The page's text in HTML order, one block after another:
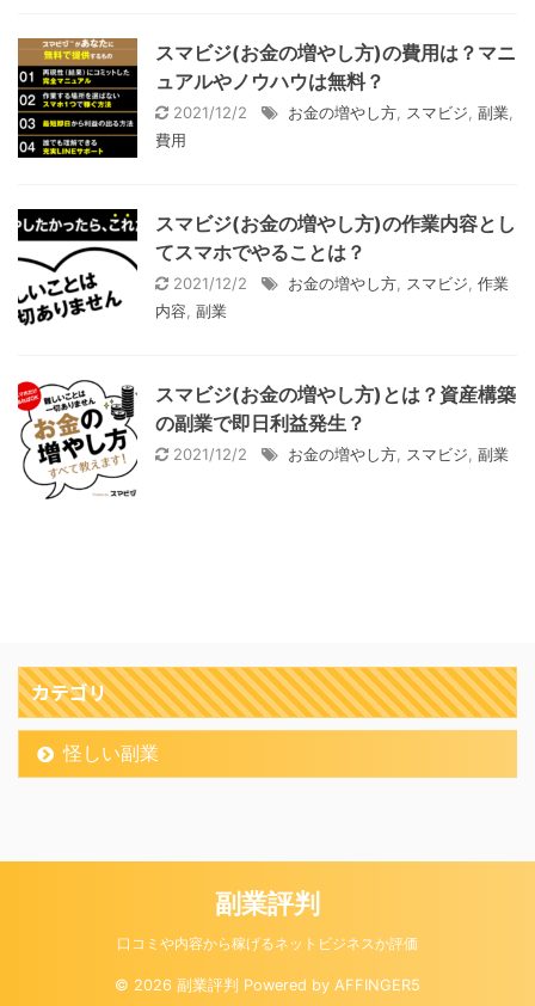
スマビジ(お金の増やし方)の費用は？マニ
ュアルやノウハウは無料？
2021/12/2 お金の増やし方 スマビジ 副業
費用
スマビジ(お金の増やし方)の作業内容とし
てスマホでやることは？
2021/12/2 お金の増やし方 スマビジ 作業
内容 副業
スマビジ(お金の増やし方)とは？資産構築
の副業で即日利益発生？
2021/12/2 お金の増やし方 スマビジ 副業
カテゴリ
怪しい副業
副業評判
口コミや内容から稼げるネットビジネスか評価
© 2026 副業評判 Powered by AFFINGER5